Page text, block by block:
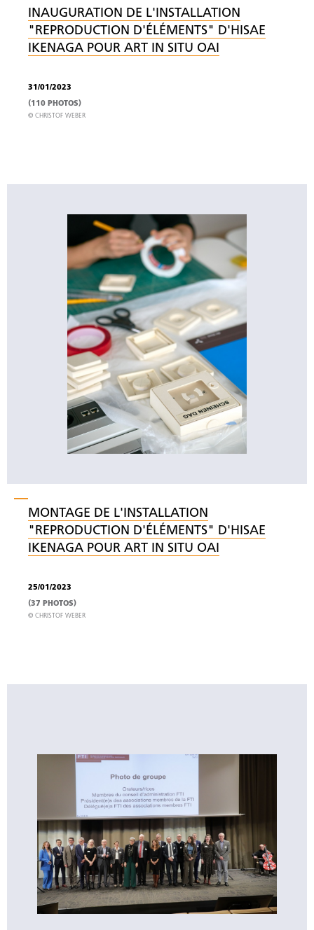
INAUGURATION DE L'INSTALLATION
"REPRODUCTION D'ÉLÉMENTS" D'HISAE
IKENAGA POUR ART IN SITU OAI
31/01/2023
(110 PHOTOS)
© CHRISTOF WEBER
MONTAGE DE L'INSTALLATION
"REPRODUCTION D'ÉLÉMENTS" D'HISAE
IKENAGA POUR ART IN SITU OAI
25/01/2023
(37 PHOTOS)
© CHRISTOF WEBER